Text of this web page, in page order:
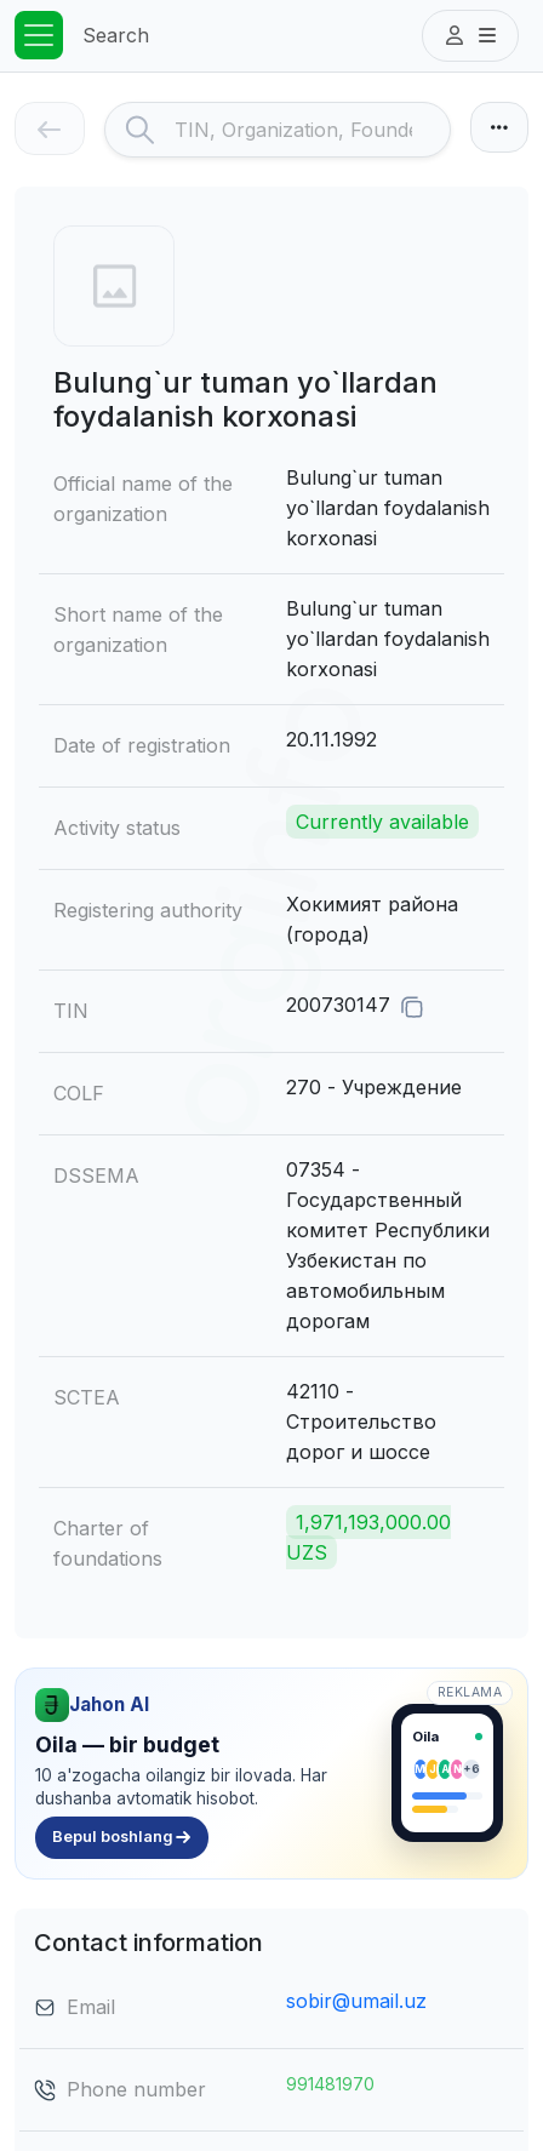
Search
Bulung`ur tuman yo`llardan
foydalanish korxonasi
Official name of the
organization
Bulung`ur tuman
yo`llardan foydalanish
korxonasi
Short name of the
organization
Bulung`ur tuman
yo`llardan foydalanish
korxonasi
Date of registration 20.11.1992
Activity status Currently available
Registering authority
Хокимият района
(города)
TIN 200730147
COLF 270 - Учреждение
DSSEMA
07354 -
Государственный
комитет Республики
Узбекистан по
автомобильным
дорогам
SCTEA
42110 -
Строительство
дорог и шоссе
Charter of
foundations
1,971,193,000.00
UZS
REKLAMA
Jahon AI
Oila — bir budget
10 a'zogacha oilangiz bir ilovada. Har
dushanba avtomatik hisobot.
Bepul boshlang
Oila
M J A N+6
Contact information
Email sobir@umail.uz
Phone number 991481970